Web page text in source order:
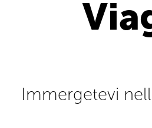
Immergetevi